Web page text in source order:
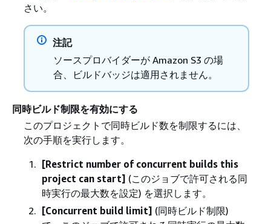
さい。
注記
ソースプロバイダーが Amazon S3 の場
合、ビルドバッジは適用されません。
同時ビルド制限を有効にする
このプロジェクトで同時ビルド数を制限するには、
次の手順を実行します。
[Restrict number of concurrent builds this
project can start] (このジョブで許可される同
時実行の最大数を設定) を選択します。
[Concurrent build limit] (同時ビルド制限)